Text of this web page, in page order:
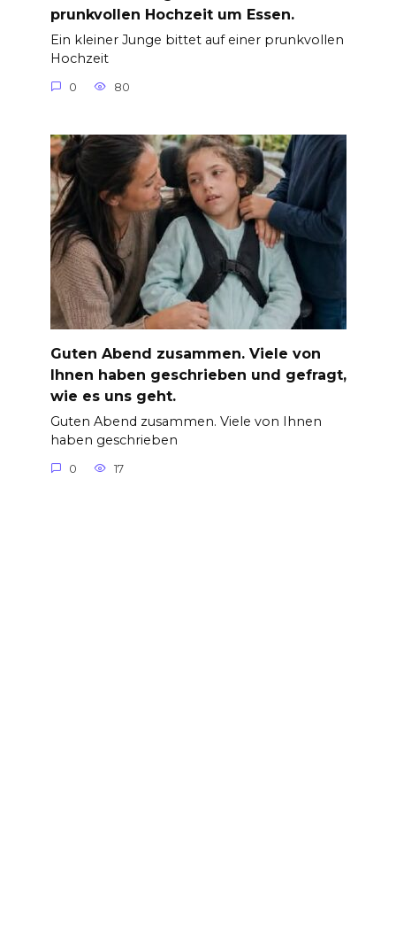
prunkvollen Hochzeit um Essen.
Ein kleiner Junge bittet auf einer prunkvollen
Hochzeit
0 80
Guten Abend zusammen. Viele von
Ihnen haben geschrieben und gefragt,
wie es uns geht.
Guten Abend zusammen. Viele von Ihnen
haben geschrieben
0 17